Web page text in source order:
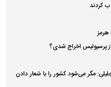
هرمز
از پرسپولیس اخراج شدی؟
مگر می‌شود کشور را با شعار دادن